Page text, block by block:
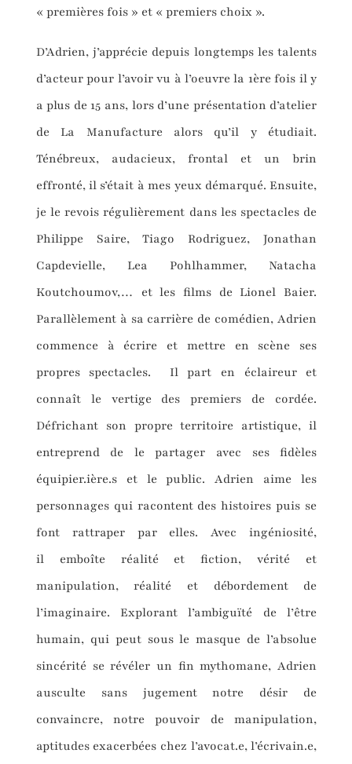
« premières fois » et « premiers choix ».
D’Adrien, j’apprécie depuis longtemps les talents
d’acteur pour l’avoir vu à l’oeuvre la 1ère fois il y
a plus de 15 ans, lors d’une présentation d’atelier
de La Manufacture alors qu’il y étudiait.
Ténébreux, audacieux, frontal et un brin
effronté, il s’était à mes yeux démarqué. Ensuite,
je le revois régulièrement dans les spectacles de
Philippe Saire, Tiago Rodriguez, Jonathan
Capdevielle, Lea Pohlhammer, Natacha
Koutchoumov,… et les films de Lionel Baier.
Parallèlement à sa carrière de comédien, Adrien
commence à écrire et mettre en scène ses
propres spectacles. Il part en éclaireur et
connaît le vertige des premiers de cordée.
Défrichant son propre territoire artistique, il
entreprend de le partager avec ses fidèles
équipier.ière.s et le public. Adrien aime les
personnages qui racontent des histoires puis se
font rattraper par elles. Avec ingéniosité,
il emboîte réalité et fiction, vérité et
manipulation, réalité et débordement de
l’imaginaire. Explorant l’ambiguïté de l’être
humain, qui peut sous le masque de l’absolue
sincérité se révéler un fin mythomane, Adrien
ausculte sans jugement notre désir de
convaincre, notre pouvoir de manipulation,
aptitudes exacerbées chez l’avocat.e, l’écrivain.e,